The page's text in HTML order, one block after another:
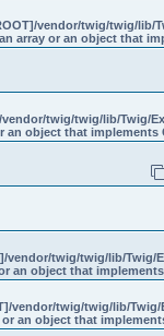
vendor/twig/twig/lib/
array or an object that
vendor/twig/twig/lib/Twig/
an object that implements
vendor/twig/twig/lib/Twig/
an object that
vendor/twig/twig/lib/Twig/
an object that